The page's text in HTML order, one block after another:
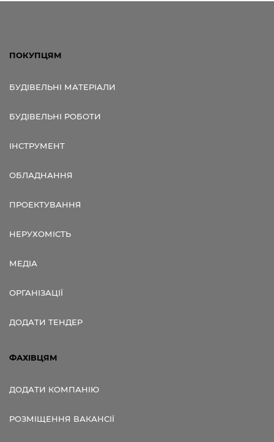
ПОКУПЦЯМ
БУДІВЕЛЬНІ МАТЕРІАЛИ
БУДІВЕЛЬНІ РОБОТИ
ІНСТРУМЕНТ
ОБЛАДНАННЯ
ПРОЕКТУВАННЯ
НЕРУХОМІСТЬ
МЕДІА
ОРГАНІЗАЦІЇ
ДОДАТИ ТЕНДЕР
ФАХІВЦЯМ
ДОДАТИ КОМПАНІЮ
РОЗМІЩЕННЯ ВАКАНСІЇ